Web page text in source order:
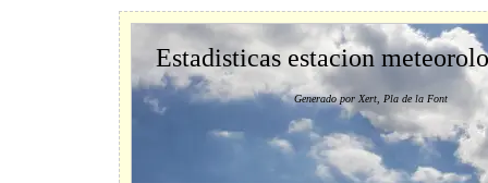
Estadisticas estacion
Generado por Xert, Pla de la Font